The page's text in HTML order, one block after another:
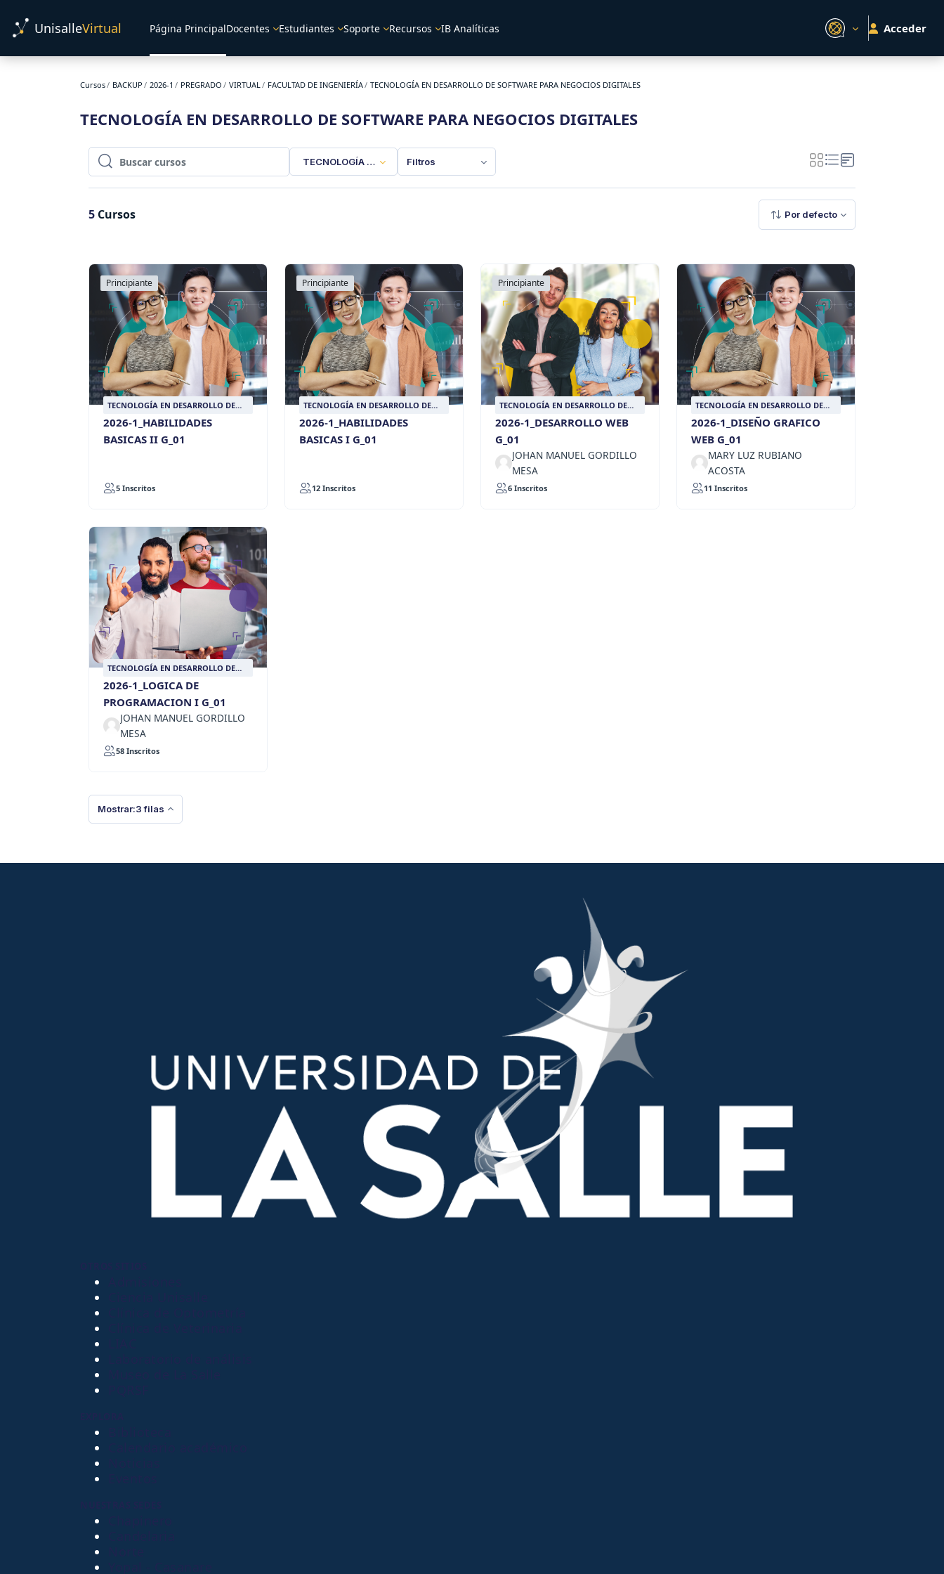
UnisalleVirtual Página PrincipalDocentes Estudiantes Soporte Recursos IB Analíticas Acceder
Cursos BACKUP 2026-1 PREGRADO VIRTUAL FACULTAD DE INGENIERÍA TECNOLOGÍA EN DESARROLLO DE SOFTWARE PARA NEGOCIOS DIGITALES
TECNOLOGÍA EN DESARROLLO DE SOFTWARE PARA NEGOCIOS DIGITALES
Buscar cursos
Buscar cursos TECNOLOGÍA EN DESARROLLO DE SOFTWARE PARA NEGOCIOS DIGITALES
Filtros
5 Cursos Por defecto
Principiante
TECNOLOGÍA EN DESARROLLO DE
DIGITALES
2026-1_HABILIDADES
BASICAS II G_01
5 Inscritos
Principiante
TECNOLOGÍA EN DESARROLLO DE
DIGITALES
2026-1_HABILIDADES
BASICAS I G_01
12 Inscritos
Principiante
TECNOLOGÍA EN DESARROLLO DE
DIGITALES
2026-1_DESARROLLO WEB
G_01
JOHAN MANUEL GORDILLO
MESA
6 Inscritos
TECNOLOGÍA EN DESARROLLO DE
SOFTWARE PARA NEGOCIOS
DIGITALES
2026-1_DISEÑO GRAFICO
WEB G_01
MARY LUZ RUBIANO
ACOSTA
11 Inscritos
TECNOLOGÍA EN DESARROLLO DE
DIGITALES
2026-1_LOGICA DE
PROGRAMACION I G_01
JOHAN MANUEL GORDILLO
MESA
58 Inscritos
Mostrar:3 filas